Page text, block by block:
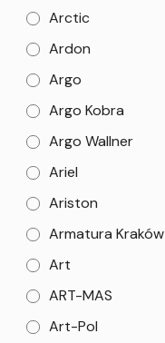
Arctic
Ardon
Argo
Argo Kobra
Argo Wallner
Ariel
Ariston
Armatura Kraków
Art
ART-MAS
Art-Pol